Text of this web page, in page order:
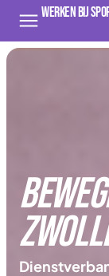
Werken bij